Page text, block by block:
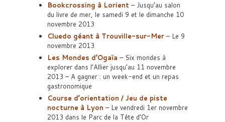
Bookcrossing à Lorient – Jusqu’au salon
du livre de mer, le samedi 9 et le dimanche 10
novembre 2013
Cluedo géant à Trouville-sur-Mer – Le 9
novembre 2013
Les Mondes d’Ogaïa – Six mondes à
explorer dans l’Allier jusqu’au 11 novembre
2013 – A gagner : un week-end et un repas
gastronomique
Course d’orientation / Jeu de piste
nocturne à Lyon – Le vendredi 1er novembre
2013 dans le Parc de la Tête d’Or